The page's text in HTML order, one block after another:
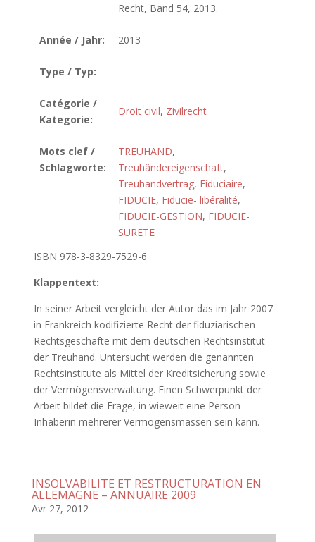
Recht, Band 54, 2013.
Année / Jahr: 2013
Type / Typ:
Catégorie /
Kategorie:
Droit civil, Zivilrecht
Mots clef /
Schlagworte:
TREUHAND,
Treuhändereigenschaft,
Treuhandvertrag, Fiduciaire,
FIDUCIE, Fiducie- libéralité,
FIDUCIE-GESTION, FIDUCIE-
SURETE
ISBN 978-3-8329-7529-6
Klappentext:
In seiner Arbeit vergleicht der Autor das im Jahr 2007
in Frankreich kodifizierte Recht der fiduziarischen
Rechtsgeschäfte mit dem deutschen Rechtsinstitut
der Treuhand. Untersucht werden die genannten
Rechtsinstitute als Mittel der Kreditsicherung sowie
der Vermögensverwaltung. Einen Schwerpunkt der
Arbeit bildet die Frage, in wieweit eine Person
Inhaberin mehrerer Vermögensmassen sein kann.
INSOLVABILITE ET RESTRUCTURATION EN
ALLEMAGNE – ANNUAIRE 2009
Avr 27, 2012